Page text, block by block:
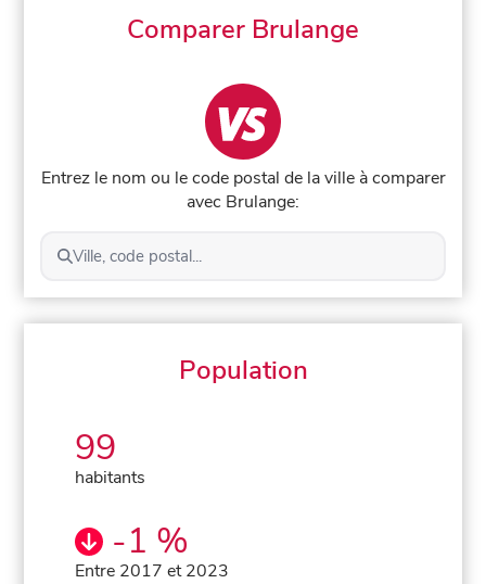
Comparer Brulange
Entrez le nom ou le code postal de la ville à comparer
avec Brulange:
Ville, code postal...
Population
99
habitants
-1 %
Entre 2017 et 2023